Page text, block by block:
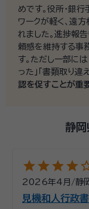
めです。役所・銀
ワークが軽く、遠
れました。進捗報
頼感を維持する事
す。ただし一部に
った」「書類取り違
認を促すことが重
静岡
starstarstarstar
2026年4月 /静
見機和人行政